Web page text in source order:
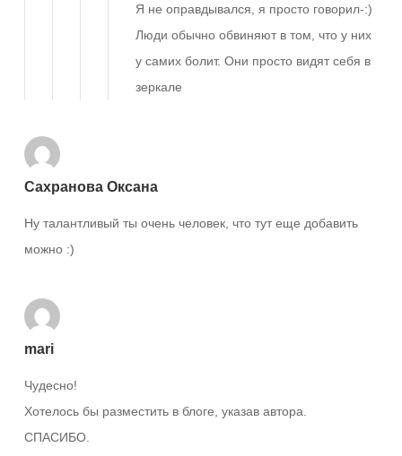
Я не оправдывался, я просто говорил-:)
Люди обычно обвиняют в том, что у них
у самих болит. Они просто видят себя в
зеркале
Сахранова Оксана
Ну талантливый ты очень человек, что тут еще добавить
можно :)
mari
Чудесно!
Хотелось бы разместить в блоге, указав автора.
СПАСИБО.